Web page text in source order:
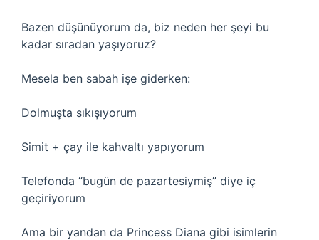
Bazen düşünüyorum da, biz neden her şeyi bu
kadar sıradan yaşıyoruz?
Mesela ben sabah işe giderken:
Dolmuşta sıkışıyorum
Simit + çay ile kahvaltı yapıyorum
Telefonda “bugün de pazartesiymiş” diye iç
geçiriyorum
Ama bir yandan da Princess Diana gibi isimlerin